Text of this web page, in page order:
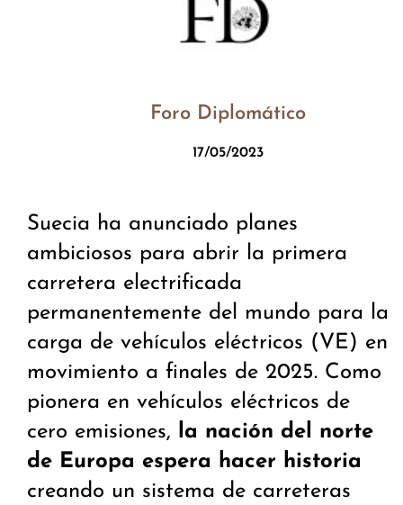
Foro Diplomático
17/05/2023
Suecia ha anunciado planes
ambiciosos para abrir la primera
carretera electrificada
permanentemente del mundo para la
carga de vehículos eléctricos (VE) en
movimiento a finales de 2025. Como
pionera en vehículos eléctricos de
cero emisiones, la nación del norte
de Europa espera hacer historia
creando un sistema de carreteras